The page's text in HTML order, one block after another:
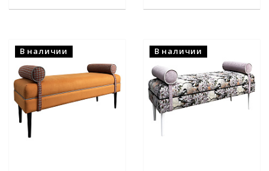
В наличии В наличии